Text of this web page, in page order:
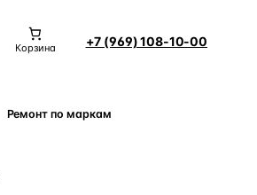
Корзина +7 (969) 108-10-00
Ремонт по маркам